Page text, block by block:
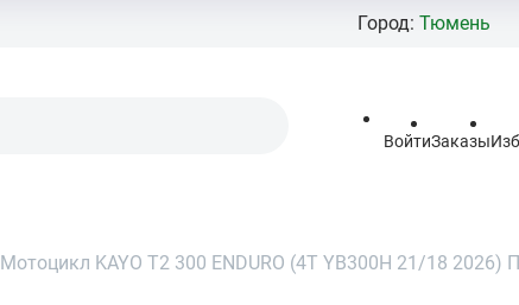
Город: Тюмень
ВойтиЗаказы
Мотоцикл KAYO T2 300 ENDURO (4T YB300H 21/18 2026)